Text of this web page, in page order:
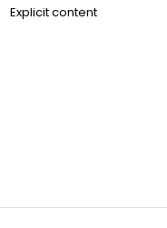
Explicit content